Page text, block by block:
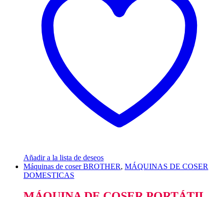
Añadir a la lista de deseos
Máquinas de coser BROTHER, MÁQUINAS DE COSER
DOMESTICAS